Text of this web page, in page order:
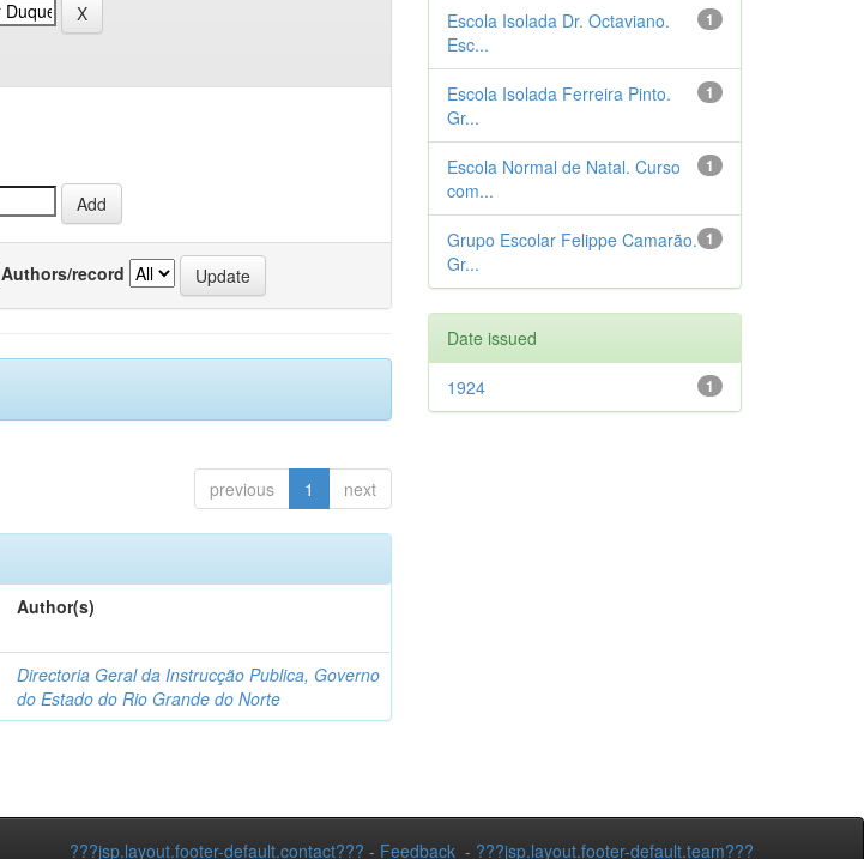
Authors/record
previous 1 next
Author(s)
Directoria Geral da Instrucção Publica, Governo
do Estado do Rio Grande do Norte
1
Escola Isolada Dr. Octaviano.
Esc...
1
Escola Isolada Ferreira Pinto.
Gr...
1
Escola Normal de Natal. Curso
com...
1
Grupo Escolar Felippe Camarão.
Gr...
Date issued
1
1924
???jsp.layout.footer-default.contact??? - Feedback - ???jsp.layout.footer-default.team???